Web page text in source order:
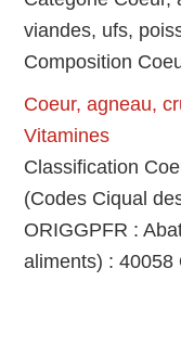
viandes, ufs,
Composition
Coeur, agneau,
Vitamines
Classification
(Codes Ciqual
ORIGGPFR :
aliments) : 40058